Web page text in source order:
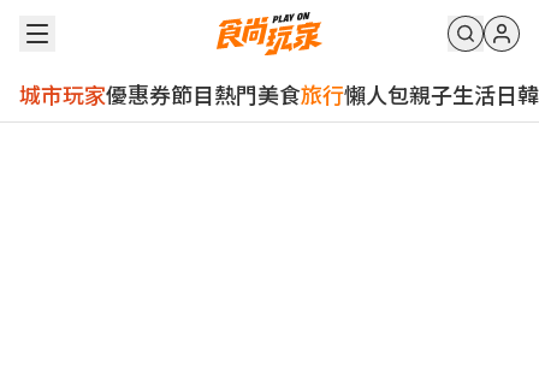
城市玩家優惠券節目熱門美食旅行懶人包親子生活日韓